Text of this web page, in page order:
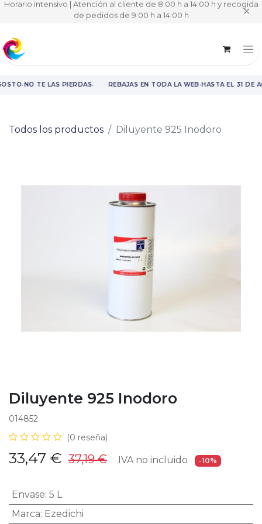
Horario intensivo | Atención al cliente de 8:00 h a 14:00 h y recogida
de pedidos de 9:00 h a 14:00 h
✕
·NO TE LAS PIERDAS· REBAJAS EN TODA LA WEB·HASTA EL 31 DE
Todos los productos Diluyente 925 Inodoro
Diluyente 925 Inodoro
014852
(0 reseña)
33,47 € 37,19€ IVA no incluido -10%
Envase: 5 L
Marca: Ezedichi